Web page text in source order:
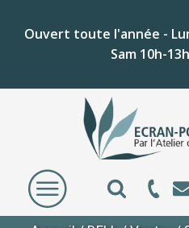
Ouvert toute l'année -
Sam 10h-